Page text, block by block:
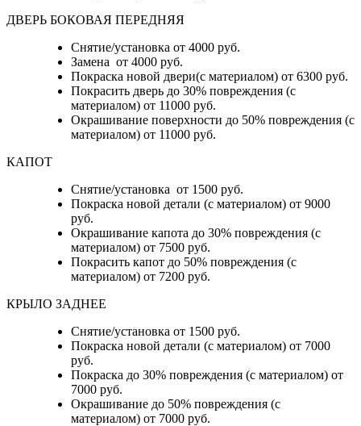
ДВЕРЬ БОКОВАЯ ПЕРЕДНЯЯ
Снятие/установка от 4000 руб.
Замена от 4000 руб.
Покраска новой двери(с материалом) от 6300 руб.
Покрасить дверь до 30% повреждения (с
материалом) от 11000 руб.
Окрашивание поверхности до 50% повреждения (с
материалом) от 11000 руб.
КАПОТ
Снятие/установка от 1500 руб.
Покраска новой детали (с материалом) от 9000
руб.
Окрашивание капота до 30% повреждения (с
материалом) от 7500 руб.
Покрасить капот до 50% повреждения (с
материалом) от 7200 руб.
КРЫЛО ЗАДНЕЕ
Снятие/установка от 1500 руб.
Покраска новой детали (с материалом) от 7000
руб.
Покраска до 30% повреждения (с материалом) от
7000 руб.
Окрашивание до 50% повреждения (с
материалом) от 7000 руб.